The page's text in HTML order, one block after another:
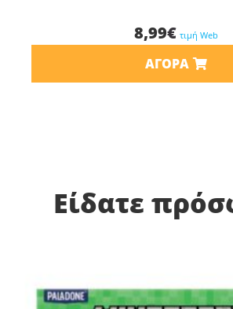
8,99€ τιμή Web
ΑΓΟΡΆ
Είδατε